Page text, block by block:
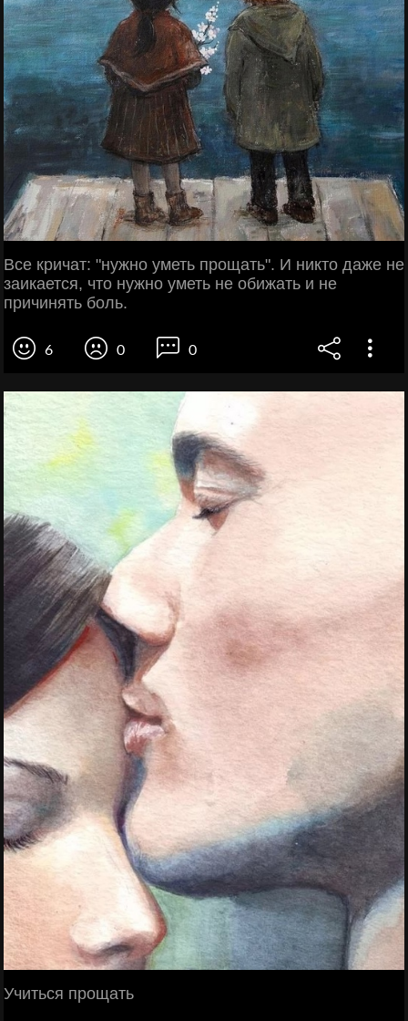
Все кричат: "нужно уметь прощать". И никто даже не
заикается, что нужно уметь не обижать и не
причинять боль.
6 0 0
Учиться прощать